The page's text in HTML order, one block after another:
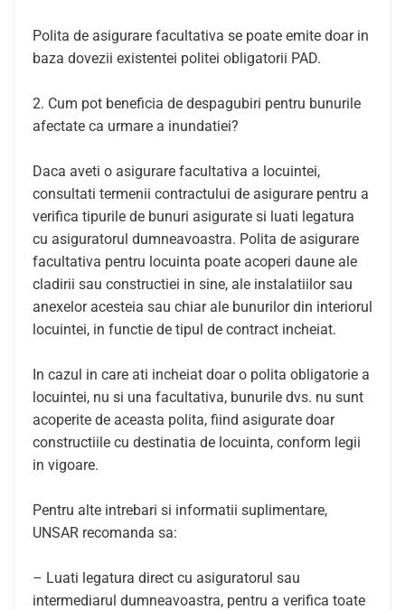
Polita de asigurare facultativa se poate emite doar in
baza dovezii existentei politei obligatorii PAD.
2. Cum pot beneficia de despagubiri pentru bunurile
afectate ca urmare a inundatiei?
Daca aveti o asigurare facultativa a locuintei,
consultati termenii contractului de asigurare pentru a
verifica tipurile de bunuri asigurate si luati legatura
cu asiguratorul dumneavoastra. Polita de asigurare
facultativa pentru locuinta poate acoperi daune ale
cladirii sau constructiei in sine, ale instalatiilor sau
anexelor acesteia sau chiar ale bunurilor din interiorul
locuintei, in functie de tipul de contract incheiat.
In cazul in care ati incheiat doar o polita obligatorie a
locuintei, nu si una facultativa, bunurile dvs. nu sunt
acoperite de aceasta polita, fiind asigurate doar
constructiile cu destinatia de locuinta, conform legii
in vigoare.
Pentru alte intrebari si informatii suplimentare,
UNSAR recomanda sa:
– Luati legatura direct cu asiguratorul sau
intermediarul dumneavoastra, pentru a verifica toate